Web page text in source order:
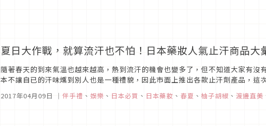
夏日大作戰，就算流汗也不怕！日本藥妝人氣止汗商品大
隨著春天的到來氣溫也越來越高，熱到流汗的機會也變多了，但不知道大家有沒
本不讓自已的汗味燻到別人也是一種禮貌，因此市面上推出各款止汗劑產品，這
2017年04月09日 ｜ 伴手禮 、 娛樂 、 日本必買 、 日本藥妝 、 春夏 、 柚子胡椒 、 渡邊直美